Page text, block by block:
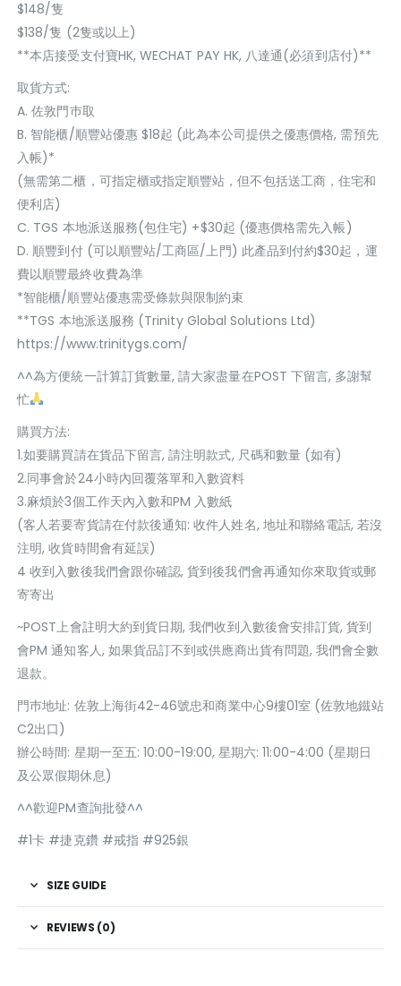
$148/隻
$138/隻 (2隻或以上)
**本店接受支付寶HK, WECHAT PAY HK, 八達通(必須到店付)**
取貨方式:
A. 佐敦門巿取
B. 智能櫃/順豐站優惠 $18起 (此為本公司提供之優惠價格, 需預先
入帳)*
(無需第二櫃，可指定櫃或指定順豐站，但不包括送工商，住宅和
便利店)
C. TGS 本地派送服務(包住宅) +$30起 (優惠價格需先入帳)
D. 順豐到付 (可以順豐站/工商區/上門) 此產品到付約$30起，運
費以順豐最終收費為準
*智能櫃/順豐站優惠需受條款與限制約束
**TGS 本地派送服務 (Trinity Global Solutions Ltd)
https://www.trinitygs.com/
^^為方便統一計算訂貨數量, 請大家盡量在POST 下留言, 多謝幫
忙
購買方法:
1.如要購買請在貨品下留言, 請注明款式, 尺碼和數量 (如有)
2.同事會於24小時內回覆落單和入數資料
3.麻煩於3個工作天內入數和PM 入數紙
(客人若要寄貨請在付款後通知: 收件人姓名, 地址和聯絡電話, 若沒
注明, 收貨時間會有延誤)
4 收到入數後我們會跟你確認, 貨到後我們會再通知你來取貨或郵
寄寄出
~POST上會註明大約到貨日期, 我們收到入數後會安排訂貨, 貨到
會PM 通知客人, 如果貨品訂不到或供應商出貨有問題, 我們會全數
退款。
門巿地址: 佐敦上海街42-46號忠和商業中心9樓01室 (佐敦地鐵站
C2出口)
辦公時間: 星期一至五: 10:00-19:00, 星期六: 11:00-4:00 (星期日
及公眾假期休息)
^^歡迎PM查詢批發^^
#1卡 #捷克鑽 #戒指 #925銀
SIZE GUIDE
REVIEWS (0)